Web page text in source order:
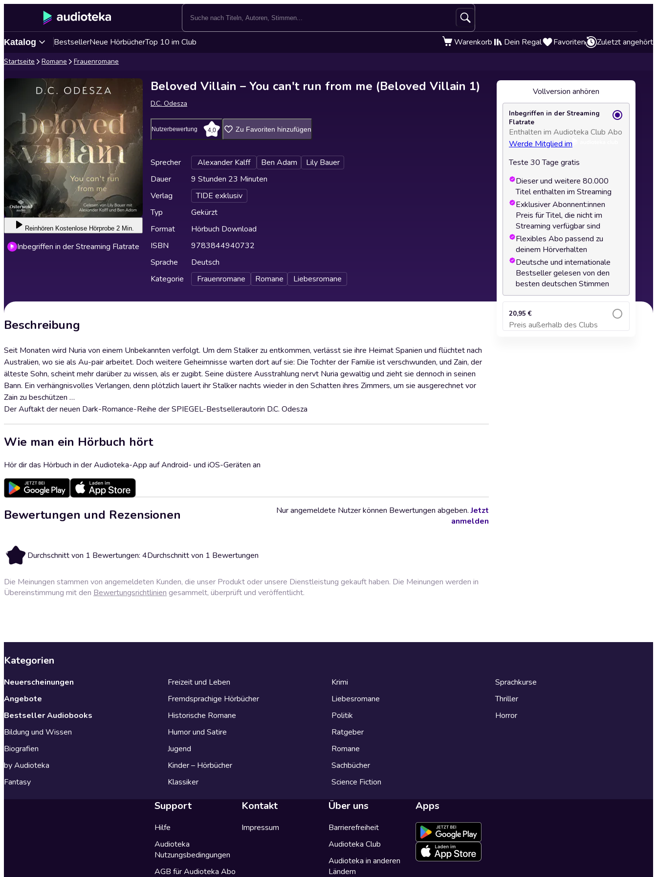
Katalog BestsellerNeue HörbücherTop 10 im Club Warenkorb Dein Regal Favoriten Zuletzt angehört
Startseite Romane Frauenromane
Reinhören Kostenlose Hörprobe 2 Min.
Inbegriffen in der Streaming Flatrate
Beloved Villain – You can't run from me (Beloved Villain 1)
D.C. Odesza
Nutzerbewertung 4,0 Zu Favoriten hinzufügen
Sprecher Alexander Kalff Ben Adam
Lily Bauer
Dauer
9 Stunden 23 Minuten
Verlag
TIDE exklusiv
Typ
Gekürzt
Format
Hörbuch Download
ISBN
9783844940732
Sprache
Deutsch
Kategorie
Frauenromane Romane Liebesromane
Beschreibung
Seit Monaten wird Nuria von einem Unbekannten verfolgt. Um dem Stalker zu entkommen, verlässt sie ihre Heimat Spanien und flüchtet nach
Australien, wo sie als Au-pair arbeitet. Doch weitere Geheimnisse warten dort auf sie: Die Tochter der Familie ist verschwunden, und Zain, der
älteste Sohn, scheint mehr darüber zu wissen, als er zugibt. Seine düstere Ausstrahlung nervt Nuria gewaltig und zieht sie dennoch in seinen
Bann. Ein verhängnisvolles Verlangen, denn plötzlich lauert ihr Stalker nachts wieder in den Schatten ihres Zimmers, um sie ausgerechnet vor
Zain zu beschützen …
Der Auftakt der neuen Dark-Romance-Reihe der SPIEGEL-Bestsellerautorin D.C. Odesza
Wie man ein Hörbuch hört
Hör dir das Hörbuch in der Audioteka-App auf Android- und iOS-Geräten an
Bewertungen und Rezensionen
4 Durchschnitt von 1 Bewertungen: 4Durchschnitt von 1 Bewertungen
Nur angemeldete Nutzer können Bewertungen abgeben.Jetzt
anmelden
Die Meinungen stammen von angemeldeten Kunden, die unser Produkt oder unsere Dienstleistung gekauft haben. Die Meinungen werden in
Übereinstimmung mit den Bewertungsrichtlinien gesammelt, überprüft und veröffentlicht.
Vollversion anhören
Inbegriffen in der Streaming
Flatrate
Enthalten im Audioteka Club Abo
Werde Mitglied im
Teste 30 Tage gratis
Dieser und weitere 80.000
Titel enthalten im Streaming
Exklusiver Abonnent:innen
Preis für Titel, die nicht im
Streaming verfügbar sind
Flexibles Abo passend zu
deinem Hörverhalten
Deutsche und internationale
Bestseller gelesen von den
besten deutschen Stimmen
20,95 €
Preis außerhalb des Clubs
Zum Warenkorb hinzufügen
Kategorien
Neuerscheinungen
Angebote
Bestseller Audiobooks
Bildung und Wissen
Biografien
by Audioteka
Fantasy
Freizeit und Leben
Fremdsprachige Hörbücher
Historische Romane
Humor und Satire
Jugend
Kinder – Hörbücher
Klassiker
Krimi
Liebesromane
Politik
Ratgeber
Romane
Sachbücher
Science Fiction
Sprachkurse
Thriller
Horror
Support
Hilfe
Audioteka
Nutzungsbedingungen
AGB für Audioteka Abo
Kontakt
Impressum
Über uns
Barrierefreiheit
Audioteka Club
Audioteka in anderen
Ländern
Apps